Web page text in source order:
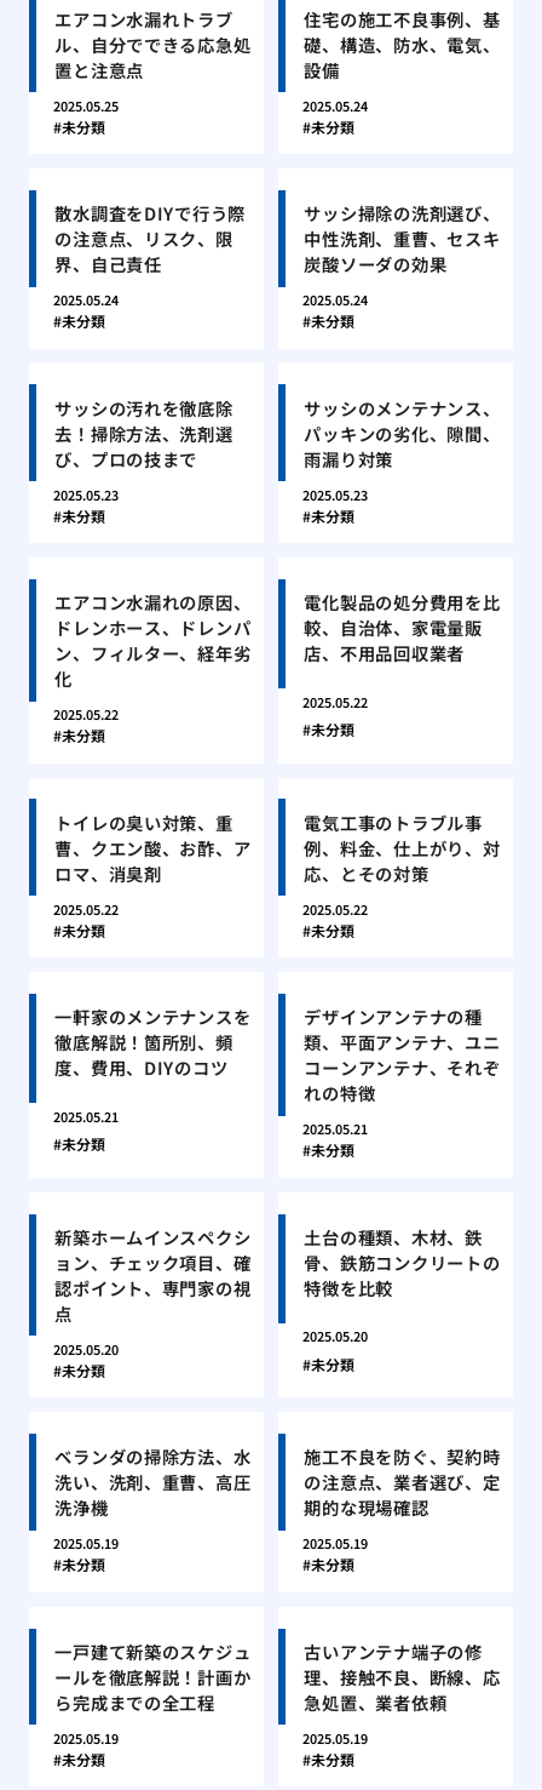
エアコン水漏れトラブ
ル、自分でできる応急処
置と注意点
2025.05.25
未分類
住宅の施工不良事例、基
礎、構造、防水、電気、
設備
2025.05.24
未分類
散水調査をDIYで行う際
の注意点、リスク、限
界、自己責任
2025.05.24
未分類
サッシ掃除の洗剤選び、
中性洗剤、重曹、セスキ
炭酸ソーダの効果
2025.05.24
未分類
サッシの汚れを徹底除
去！掃除方法、洗剤選
び、プロの技まで
2025.05.23
未分類
サッシのメンテナンス、
パッキンの劣化、隙間、
雨漏り対策
2025.05.23
未分類
エアコン水漏れの原因、
ドレンホース、ドレンパ
ン、フィルター、経年劣
化
2025.05.22
未分類
電化製品の処分費用を比
較、自治体、家電量販
店、不用品回収業者
2025.05.22
未分類
トイレの臭い対策、重
曹、クエン酸、お酢、ア
ロマ、消臭剤
2025.05.22
未分類
電気工事のトラブル事
例、料金、仕上がり、対
応、とその対策
2025.05.22
未分類
一軒家のメンテナンスを
徹底解説！箇所別、頻
度、費用、DIYのコツ
2025.05.21
未分類
デザインアンテナの種
類、平面アンテナ、ユニ
コーンアンテナ、それぞ
れの特徴
2025.05.21
未分類
新築ホームインスペクシ
ョン、チェック項目、確
認ポイント、専門家の視
点
2025.05.20
未分類
土台の種類、木材、鉄
骨、鉄筋コンクリートの
特徴を比較
2025.05.20
未分類
ベランダの掃除方法、水
洗い、洗剤、重曹、高圧
洗浄機
2025.05.19
未分類
施工不良を防ぐ、契約時
の注意点、業者選び、定
期的な現場確認
2025.05.19
未分類
一戸建て新築のスケジュ
ールを徹底解説！計画か
ら完成までの全工程
2025.05.19
未分類
古いアンテナ端子の修
理、接触不良、断線、応
急処置、業者依頼
2025.05.19
未分類